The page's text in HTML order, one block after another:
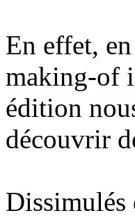
En effet,
making-of
édition
découvrir
Dissimulés